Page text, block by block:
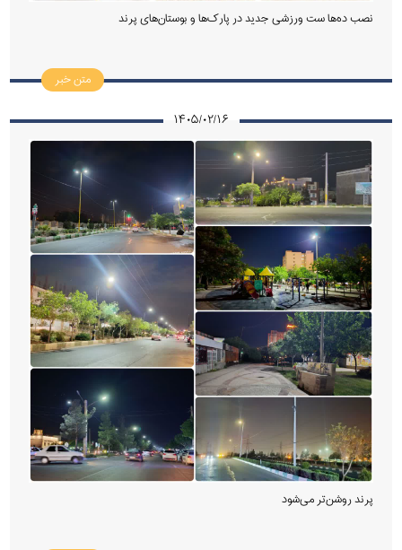
نصب ده‌ها ست ورزشی جدید در پارک‌ها و بوستان‌های پرند
متن خبر
۱۴۰۵/۰۲/۱۶
پرند روشن‌تر می‌شود